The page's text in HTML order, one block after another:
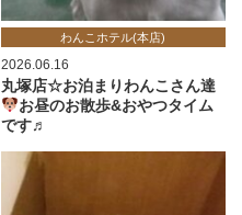
わんこホテル(本店)
2026.06.16
丸塚店☆お泊まりわんこさん達
お昼のお散歩&おやつタイム
です♬